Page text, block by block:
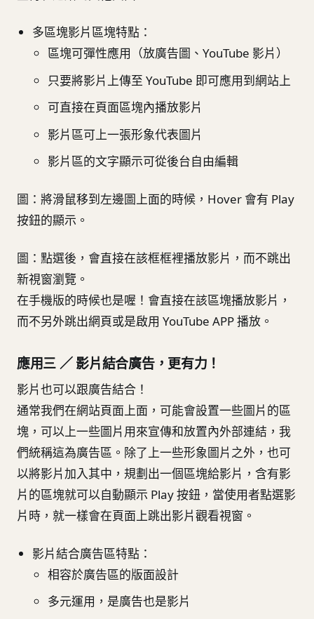
多區塊影片區塊特點：
區塊可彈性應用（放廣告圖、YouTube 影片）
只要將影片上傳至 YouTube 即可應用到網站上
可直接在頁面區塊內播放影片
影片區可上一張形象代表圖片
影片區的文字顯示可從後台自由編輯
圖：將滑鼠移到左邊圖上面的時候，Hover 會有 Play
按鈕的顯示。
圖：點選後，會直接在該框框裡播放影片，而不跳出
新視窗瀏覽。
在手機版的時候也是喔！會直接在該區塊播放影片，
而不另外跳出網頁或是啟用 YouTube APP 播放。
應用三 ／ 影片結合廣告，更有力！
影片也可以跟廣告結合！
通常我們在網站頁面上面，可能會設置一些圖片的區
塊，可以上一些圖片用來宣傳和放置內外部連結，我
們統稱這為廣告區。除了上一些形象圖片之外，也可
以將影片加入其中，規劃出一個區塊給影片，含有影
片的區塊就可以自動顯示 Play 按鈕，當使用者點選影
片時，就一樣會在頁面上跳出影片觀看視窗。
影片結合廣告區特點：
相容於廣告區的版面設計
多元運用，是廣告也是影片